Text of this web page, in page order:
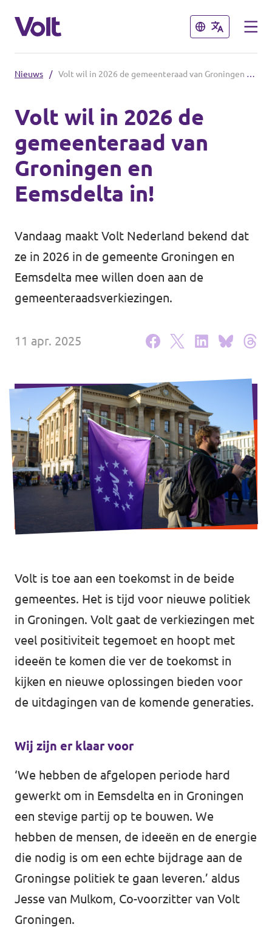
Sluiten
Volt gemeente Groningen
Volt gemeente Eemsdelta
Volt Provinciale Staten Groningen
Volt Nederland
Sluiten
Standpunten
Over Volt
Nieuws
Agenda
Website gemeente Eemsdelta
Website Provinciale Statenfractie
Doe mee!
Nieuws / Volt wil in 2026 de gemeenteraad van Groningen en Eemsdelta in!
Volt wil in 2026 de
gemeenteraad van
Groningen en
Eemsdelta in!
Vandaag maakt Volt Nederland bekend dat
ze in 2026 in de gemeente Groningen en
Eemsdelta mee willen doen aan de
gemeenteraadsverkiezingen.
11 apr. 2025
Volt is toe aan een toekomst in de beide
gemeentes. Het is tijd voor nieuwe politiek
in Groningen. Volt gaat de verkiezingen met
veel positiviteit tegemoet en hoopt met
ideeën te komen die ver de toekomst in
kijken en nieuwe oplossingen bieden voor
de uitdagingen van de komende generaties.
Wij zijn er klaar voor
‘We hebben de afgelopen periode hard
gewerkt om in Eemsdelta en in Groningen
een stevige partij op te bouwen. We
hebben de mensen, de ideeën en de energie
die nodig is om een echte bijdrage aan de
Groningse politiek te gaan leveren.’ aldus
Jesse van Mulkom, Co-voorzitter van Volt
Groningen.